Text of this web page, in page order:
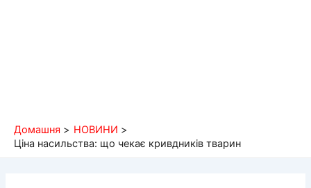
Домашня
НОВИНИ
Ціна насильства: що чекає кривдників тварин